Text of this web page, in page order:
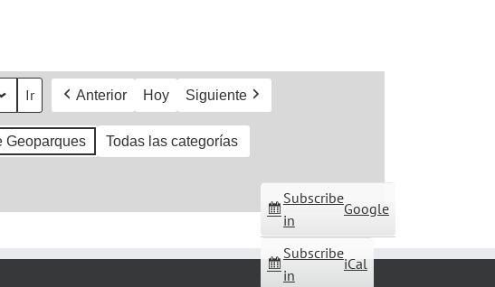
Anterior Hoy Siguiente
Geoparques Todas las categorías
Subscribe
in
Google
Subscribe
in
iCal